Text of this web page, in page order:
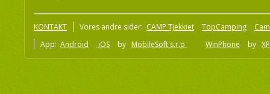
KONTAKT Vores andre sider: CAMP Tjekkiet TopCamping
App: Android iOS by MobileSoft s.r.o WinPhone by